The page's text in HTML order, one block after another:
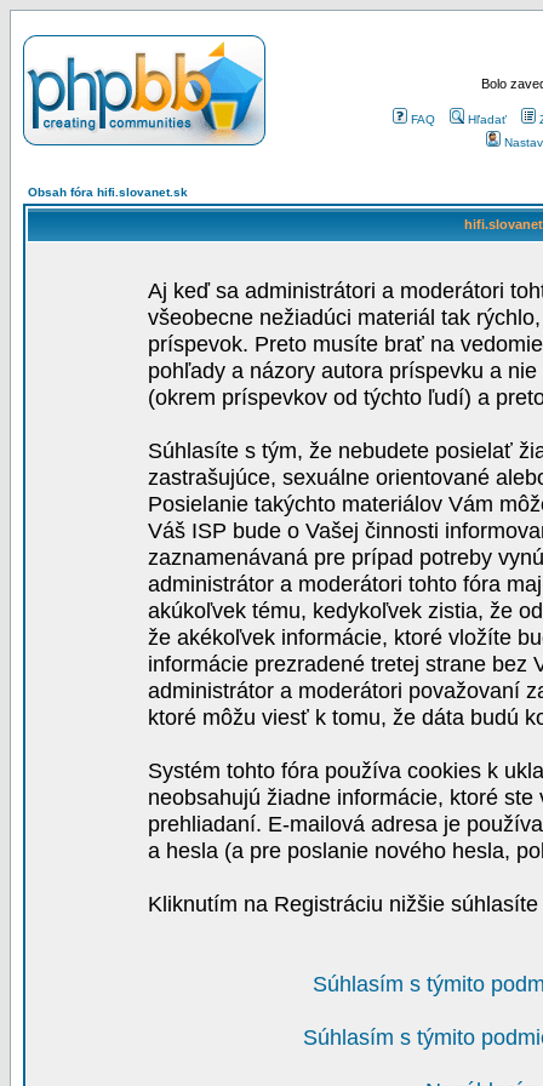
Bolo
FAQ Hľadať
Obsah fóra hifi.slovanet.sk
Aj keď sa administrátori a moderátori
všeobecne nežiadúci materiál tak
príspevok. Preto musíte brať na
pohľady a názory autora príspevku a
(okrem príspevkov od týchto ľudí) a
Súhlasíte s tým, že nebudete posielať
zastrašujúce, sexuálne orientované
Posielanie takýchto materiálov Vám
Váš ISP bude o Vašej činnosti
zaznamenávaná pre prípad potreby
administrátor a moderátori tohto fóra
akúkoľvek tému, kedykoľvek zistia, že
že akékoľvek informácie, ktoré vložíte
informácie prezradené tretej strane bez
administrátor a moderátori považovaní
ktoré môžu viesť k tomu, že dáta budú
Systém tohto fóra používa cookies k
neobsahujú žiadne informácie, ktoré
prehliadaní. E-mailová adresa je
a hesla (a pre poslanie nového hesla,
Kliknutím na Registráciu nižšie
Súhlasím s týmito
Súhlasím s týmito